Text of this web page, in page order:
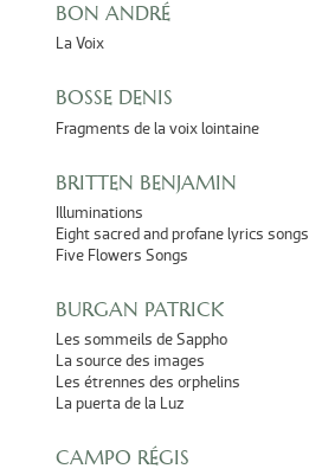
BON ANDRÉ
La Voix
BOSSE DENIS
Fragments de la voix lointaine
BRITTEN BENJAMIN
Illuminations
Eight sacred and profane lyrics songs
Five Flowers Songs
BURGAN PATRICK
Les sommeils de Sappho
La source des images
Les étrennes des orphelins
La puerta de la Luz
CAMPO RÉGIS